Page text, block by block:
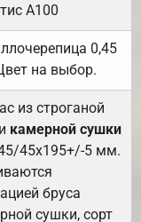
А100
0,45
на выбор.
из строганой
камерной сушки
45х195+/-5 мм.
бруса
сушки, сорт